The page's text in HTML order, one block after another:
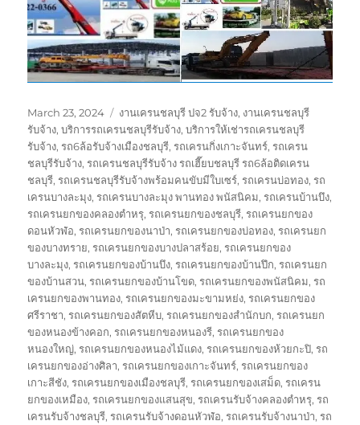
Posted
on
March 23, 2024 Tags
งานเครนชลบุรี ปจ2 รับจ้าง, งานเครนชลบุรี
รับจ้าง,บริการรถเครนชลบุรีรับจ้าง,บริการให้เช่ารถเครนชลบุรี
รับจ้าง,รถ6ล้อรับจ้างเมืองชลบุรี,รถเครนกิ่งเกาะจันทร์,รถเครน
ชลบุรีรับจ้าง,รถเครนชลบุรีรับจ้าง รถเฮี๊ยบชลบุรี รถ6ล้อติดเครน
ชลบุรี,รถเครนชลบุรีรับจ้างพร้อมคนขับมีใบเซร์,รถเครนบ่อทอง,รถ
เครนบางละมุง,รถเครนบางละมุง พานทอง พนัสนิคม,รถเครนบ้านบึง,
รถเครนยกของคลองตำหรุ,รถเครนยกของชลบุรี,รถเครนยกของ
ดอนหัวฬ่อ,รถเครนยกของนาป่า,รถเครนยกของบ่อทอง,รถเครนยก
ของบางทราย,รถเครนยกของบางปลาสร้อย,รถเครนยกของ
บางละมุง,รถเครนยกของบ้านบึง,รถเครนยกของบ้านปึก,รถเครนยก
ของบ้านสวน,รถเครนยกของบ้านโขด,รถเครนยกของพนัสนิคม,รถ
เครนยกของพานทอง,รถเครนยกของมะขามหย่ง,รถเครนยกของ
ศรีราชา,รถเครนยกของสัตหีบ,รถเครนยกของสำนักบก,รถเครนยก
ของหนองข้างคอก,รถเครนยกของหนองรี,รถเครนยกของ
หนองใหญ่,รถเครนยกของหนองไม้แดง,รถเครนยกของห้วยกะปิ,รถ
เครนยกของอ่างศิลา,รถเครนยกของเกาะจันทร์,รถเครนยกของ
เกาะสีชัง,รถเครนยกของเมืองชลบุรี,รถเครนยกของเสม็ด,รถเครน
ยกของเหมือง,รถเครนยกของแสนสุข,รถเครนรับจ้างคลองตำหรุ,รถ
เครนรับจ้างชลบุรี,รถเครนรับจ้างดอนหัวฬ่อ,รถเครนรับจ้างนาป่า,รถ